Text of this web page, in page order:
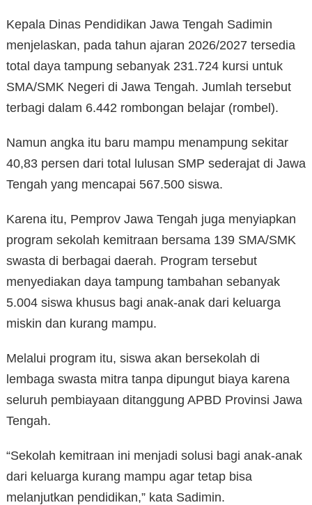
Kepala Dinas Pendidikan Jawa Tengah Sadimin
menjelaskan, pada tahun ajaran 2026/2027 tersedia
total daya tampung sebanyak 231.724 kursi untuk
SMA/SMK Negeri di Jawa Tengah. Jumlah tersebut
terbagi dalam 6.442 rombongan belajar (rombel).
Namun angka itu baru mampu menampung sekitar
40,83 persen dari total lulusan SMP sederajat di Jawa
Tengah yang mencapai 567.500 siswa.
Karena itu, Pemprov Jawa Tengah juga menyiapkan
program sekolah kemitraan bersama 139 SMA/SMK
swasta di berbagai daerah. Program tersebut
menyediakan daya tampung tambahan sebanyak
5.004 siswa khusus bagi anak-anak dari keluarga
miskin dan kurang mampu.
Melalui program itu, siswa akan bersekolah di
lembaga swasta mitra tanpa dipungut biaya karena
seluruh pembiayaan ditanggung APBD Provinsi Jawa
Tengah.
“Sekolah kemitraan ini menjadi solusi bagi anak-anak
dari keluarga kurang mampu agar tetap bisa
melanjutkan pendidikan,” kata Sadimin.